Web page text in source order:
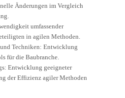
Änderungen im Vergleich
umfassender
in agilen Methoden.
Techniken: Entwicklung
für die Baubranche.
Entwicklung geeigneter
der Effizienz agiler Methoden